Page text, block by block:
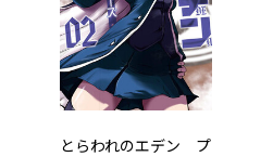
とらわれのエデン プ